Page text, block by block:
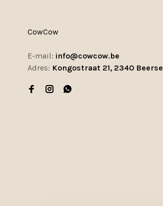
CowCow
E-mail: info@cowcow.be
Adres: Kongostraat 21, 2340 Beerse